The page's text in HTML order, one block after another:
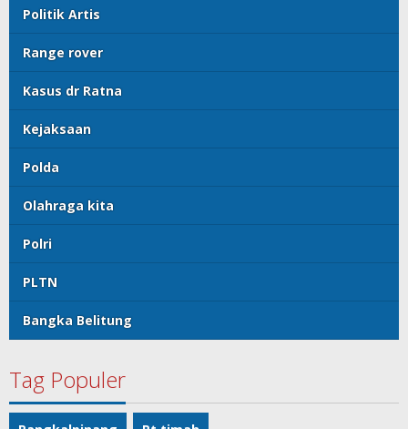
Politik Artis
Range rover
Kasus dr Ratna
Kejaksaan
Polda
Olahraga kita
Polri
PLTN
Bangka Belitung
Tag Populer